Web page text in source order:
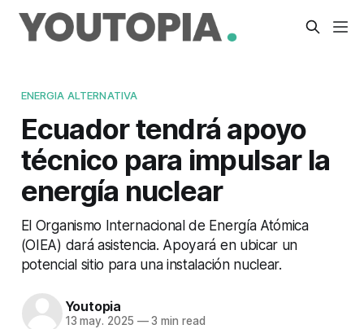
ENERGIA ALTERNATIVA
Ecuador tendrá apoyo
técnico para impulsar la
energía nuclear
El Organismo Internacional de Energía Atómica
(OIEA) dará asistencia. Apoyará en ubicar un
potencial sitio para una instalación nuclear.
Youtopia
13 may. 2025 —3 min read